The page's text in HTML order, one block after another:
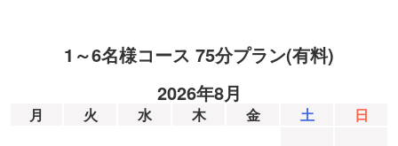
1～6名様コース 75分プラン(有料)
2026年8月
月 火 水 木 金 土 日